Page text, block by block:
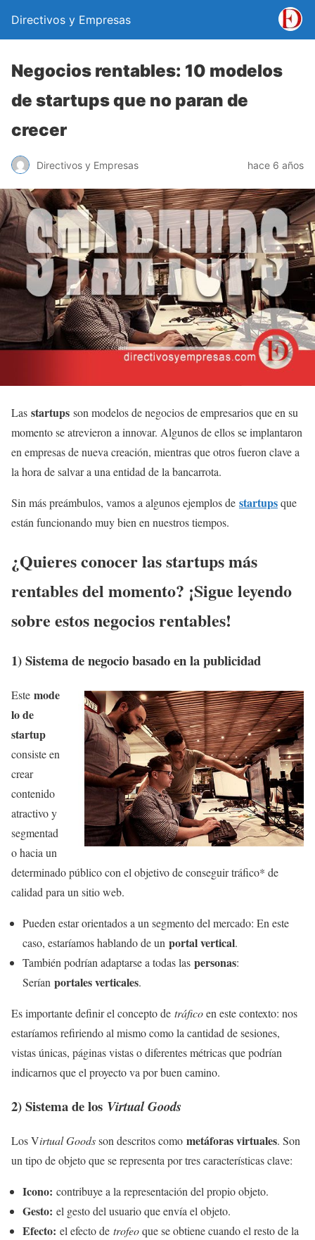
Directivos y Empresas
Negocios rentables: 10 modelos
de startups que no paran de
crecer
Directivos y Empresas hace 6 años
Las startups son modelos de negocios de empresarios que en su
momento se atrevieron a innovar. Algunos de ellos se implantaron
en empresas de nueva creación, mientras que otros fueron clave a
la hora de salvar a una entidad de la bancarrota.
Sin más preámbulos, vamos a algunos ejemplos de startupsque
están funcionando muy bien en nuestros tiempos.
¿Quieres conocer las startups más
rentables del momento? ¡Sigue leyendo
sobre estos negocios rentables!
1) Sistema de negocio basado en la publicidad
Este mode
lo de
startup
consiste en
crear
contenido
atractivo y
segmentad
o hacia un
determinado público con el objetivo de conseguir tráfico* de
calidad para un sitio web.
Pueden estar orientados a un segmento del mercado: En este
caso, estaríamos hablando de un portal vertical.
También podrían adaptarse a todas las personas:
Serían portales verticales.
Es importante definir el concepto de tráficoen este contexto: nos
estaríamos refiriendo al mismo como la cantidad de sesiones,
vistas únicas, páginas vistas o diferentes métricas que podrían
indicarnos que el proyecto va por buen camino.
2) Sistema de los Virtual Goods
Los Virtual Goodsson descritos como metáforas virtuales. Son
un tipo de objeto que se representa por tres características clave:
Icono: contribuye a la representación del propio objeto.
Gesto: el gesto del usuario que envía el objeto.
Efecto: el efecto de trofeoque se obtiene cuando el resto de la